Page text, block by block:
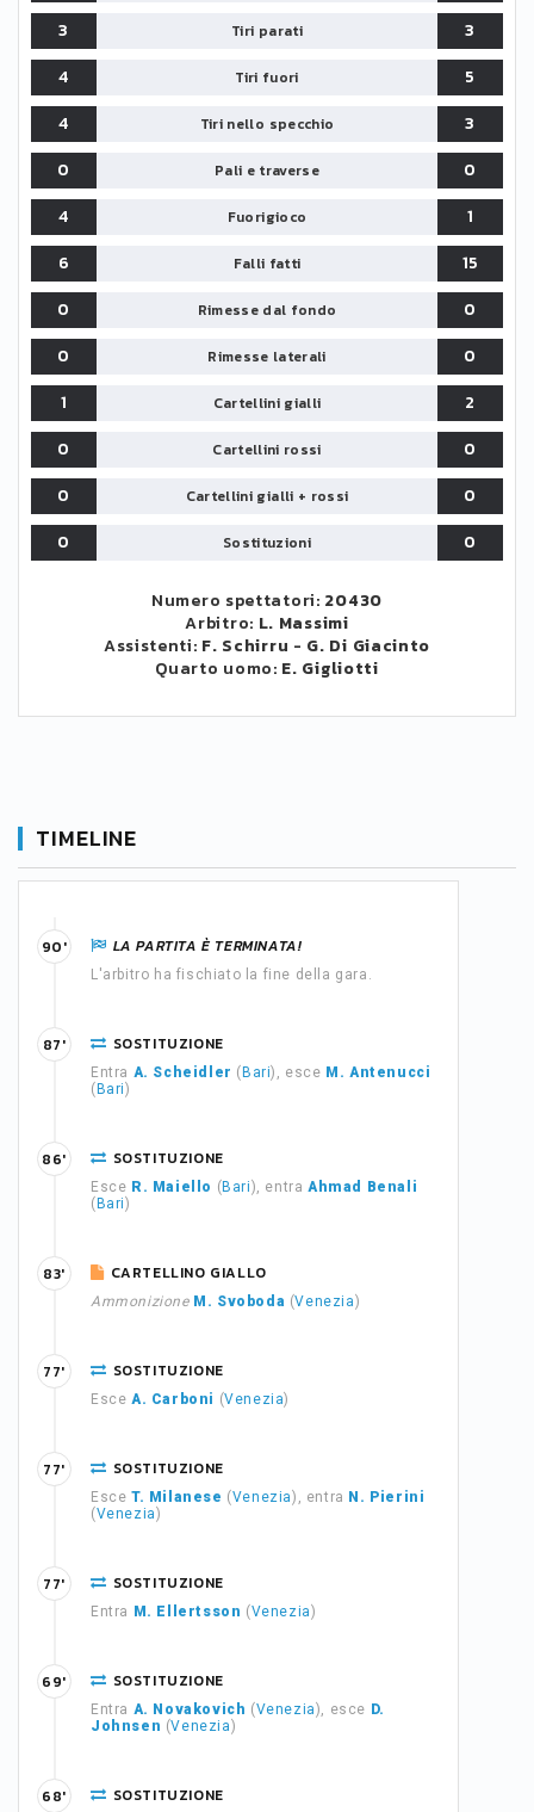
3 Tiri parati
3
4
Tiri fuori
5
4
Tiri nello specchio
3
0
Pali e traverse
0
4
Fuorigioco
1
6
Falli fatti
15
0
Rimesse dal fondo
0
0
Rimesse laterali
0
1
Cartellini gialli
2
0
Cartellini rossi
0
0
Cartellini gialli + rossi
0
0
Sostituzioni 0
Numero spettatori: 20430
Arbitro: L. Massimi
Assistenti: F. Schirru - G. Di Giacinto
Quarto uomo: E. Gigliotti
TIMELINE
LA PARTITA È TERMINATA!
L'arbitro ha fischiato la fine della gara.
90'
SOSTITUZIONE
Entra A. Scheidler ( Bari), esce M. Antenucci
( Bari)
87'
SOSTITUZIONE
Esce R. Maiello ( Bari), entraAhmad Benali
( Bari)
86'
CARTELLINO GIALLO
Ammonizione M. Svoboda (Venezia)
83'
SOSTITUZIONE
Esce A. Carboni (Venezia)
77'
SOSTITUZIONE
Esce T. Milanese (Venezia), entra N. Pierini
(Venezia)
77'
SOSTITUZIONE
Entra M. Ellertsson (Venezia)
77'
SOSTITUZIONE
Entra A. Novakovich (Venezia), esce D.
Johnsen (Venezia)
69'
SOSTITUZIONE
68'